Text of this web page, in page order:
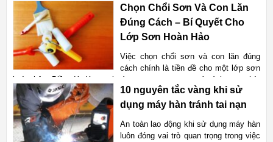
của mình. Mỗi loại máy khoan đều sẽ có ưu nhược điểm riêng và phù
hợp với những công việc khác nhau. Hãy cùng Vật tư
Chọn Chổi Sơn Và Con Lăn
Đúng Cách – Bí Quyết Cho
Lớp Sơn Hoàn Hảo
Việc chọn chổi sơn và con lăn đúng
cách chính là tiền đề cho một lớp sơn
hoàn hảo. Điều đó đóng vai trò quan trọng trong quá trình sơn nhà,
giúp bề mặt sơn mịn màng, bền đẹp và tiết kiệm sơn hơn. Vậy làm
thế nào để có thể chọn chổi sơn và con lăn đún
Xem chi tiết
10 nguyên tắc vàng khi sử
dụng máy hàn tránh tai nạn
An toàn lao động khi sử dụng máy hàn
luôn đóng vai trò quan trọng trong việc